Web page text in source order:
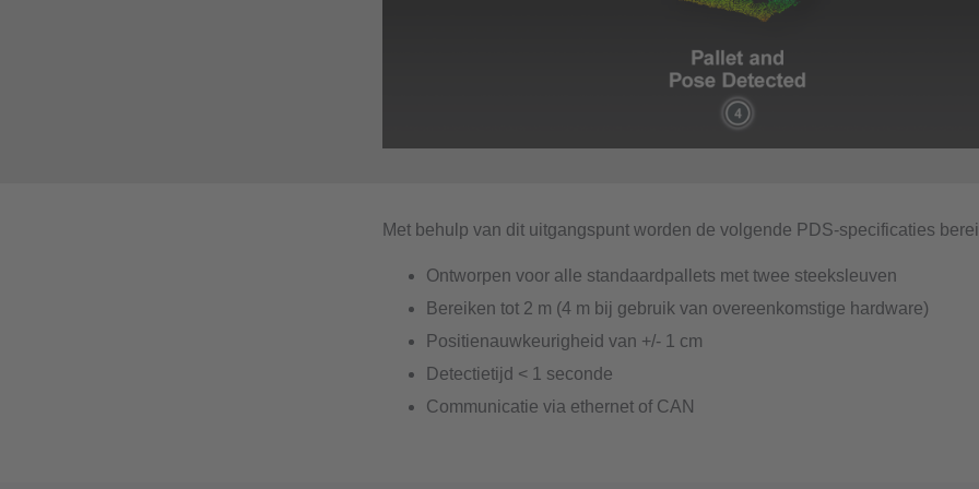
Met behulp van dit uitgangspunt worden de volgende PDS-specificaties
Ontworpen voor alle standaardpallets met twee steeksleuven
Bereiken tot 2 m (4 m bij gebruik van overeenkomstige hardware)
Positienauwkeurigheid van +/- 1 cm
Detectietijd < 1 seconde
Communicatie via ethernet of CAN